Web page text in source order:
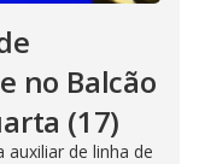
no Balcão
(17)
de linha de